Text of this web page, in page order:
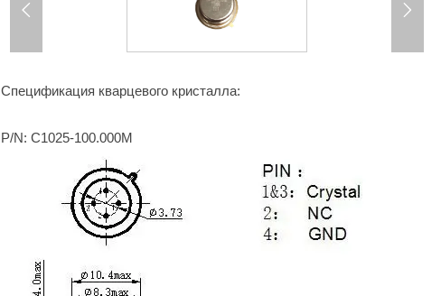
 
Спецификация кварцевого кристалла:
P/N: C1025-100.000M